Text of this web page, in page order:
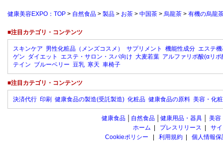
健康美容EXPO：TOP > 自然食品 > 製品 > お茶 > 中国茶 > 烏龍茶 > 有機の烏龍
■注目カテゴリ・コンテンツ
スキンケア 男性化粧品（メンズコスメ） サプリメント 機能性成分 エステ
ゲン ダイエット エステ・サロン・スパ向け 大麦若葉 アルファリポ酸(αリポ
テイン ブルーベリー 豆乳 寒天 車椅子
■注目カテゴリ・コンテンツ
決済代行 印刷 健康食品の製造(受託製造) 化粧品 健康食品の原料 美容・化
健康食品 自然食品 健康用品・器具 美容
ホーム
プレスリリース
サ
Cookieポリシー
利用規約 個人情報